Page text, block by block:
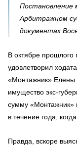
Постановление
Арбитражном
документах
В октябре прошлого
удовлетворил
«Монтажник» Елены
имущество экс-
сумму «Монтажник»
в течение года,
Правда, вскоре